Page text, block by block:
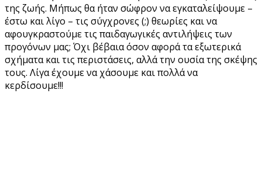
της ζωής. Μήπως θα ήταν σώφρον να εγκαταλείψουμε –
έστω και λίγο – τις σύγχρονες (;) θεωρίες και να
αφουγκραστούμε τις παιδαγωγικές αντιλήψεις των
προγόνων μας; Όχι βέβαια όσον αφορά τα εξωτερικά
σχήματα και τις περιστάσεις, αλλά την ουσία της σκέψης
τους. Λίγα έχουμε να χάσουμε και πολλά να
κερδίσουμε!!!